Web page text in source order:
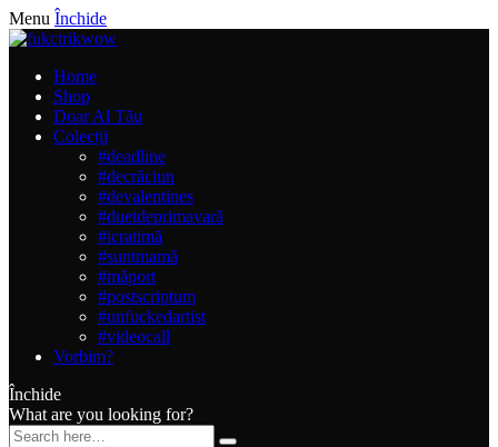
Menu Închide
Home
Shop
Doar Al Tău
Colecții
#deadline
#decrăciun
#devalentines
#duetdeprimavară
#icratimă
#suntmamă
#măport
#postscriptum
#unfuckedartist
#videocall
Vorbim?
Închide
What are you looking for?